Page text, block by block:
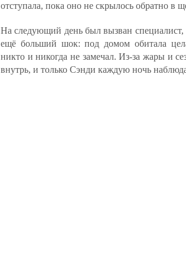
отступала, пока оно не скрылось обратно в
На следующий день был вызван
ещё больший шок: под домом обитала
никто и никогда не замечал. Из-за жары и
внутрь, и только Сэнди каждую ночь